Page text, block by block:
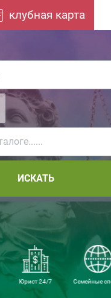
клубная карта
ИСКАТЬ
Юрист 24/7 Семейные